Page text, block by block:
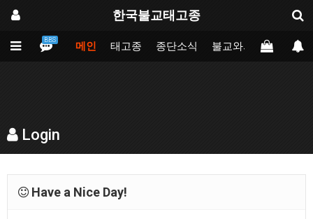
한국불교태고종
BBS
메인 태고종 종단소식 불교와의만남 업
Login
Have a Nice Day!